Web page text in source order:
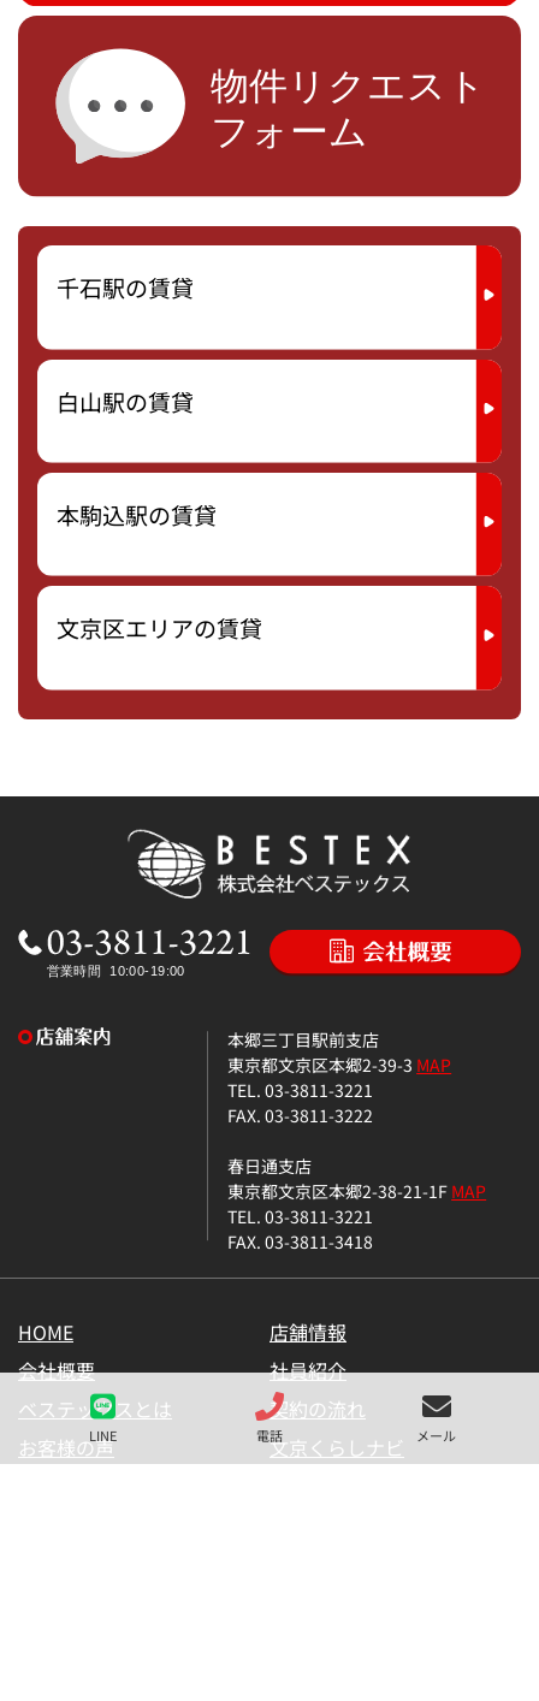
LINE 電話 メール
千石駅の賃貸
白山駅の賃貸
本駒込駅の賃貸
文京区エリアの賃貸
本郷三丁目駅前支店
東京都文京区本郷2-39-3 MAP
TEL. 03-3811-3221
FAX. 03-3811-3222
春日通支店
東京都文京区本郷2-38-21-1FMAP
TEL. 03-3811-3221
FAX. 03-3811-3418
HOME
店舗情報
会社概要
社員紹介
ベステックスとは
契約の流れ
お客様の声
文京くらしナビ